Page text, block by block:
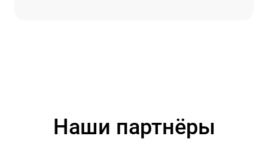
Наши партнёры